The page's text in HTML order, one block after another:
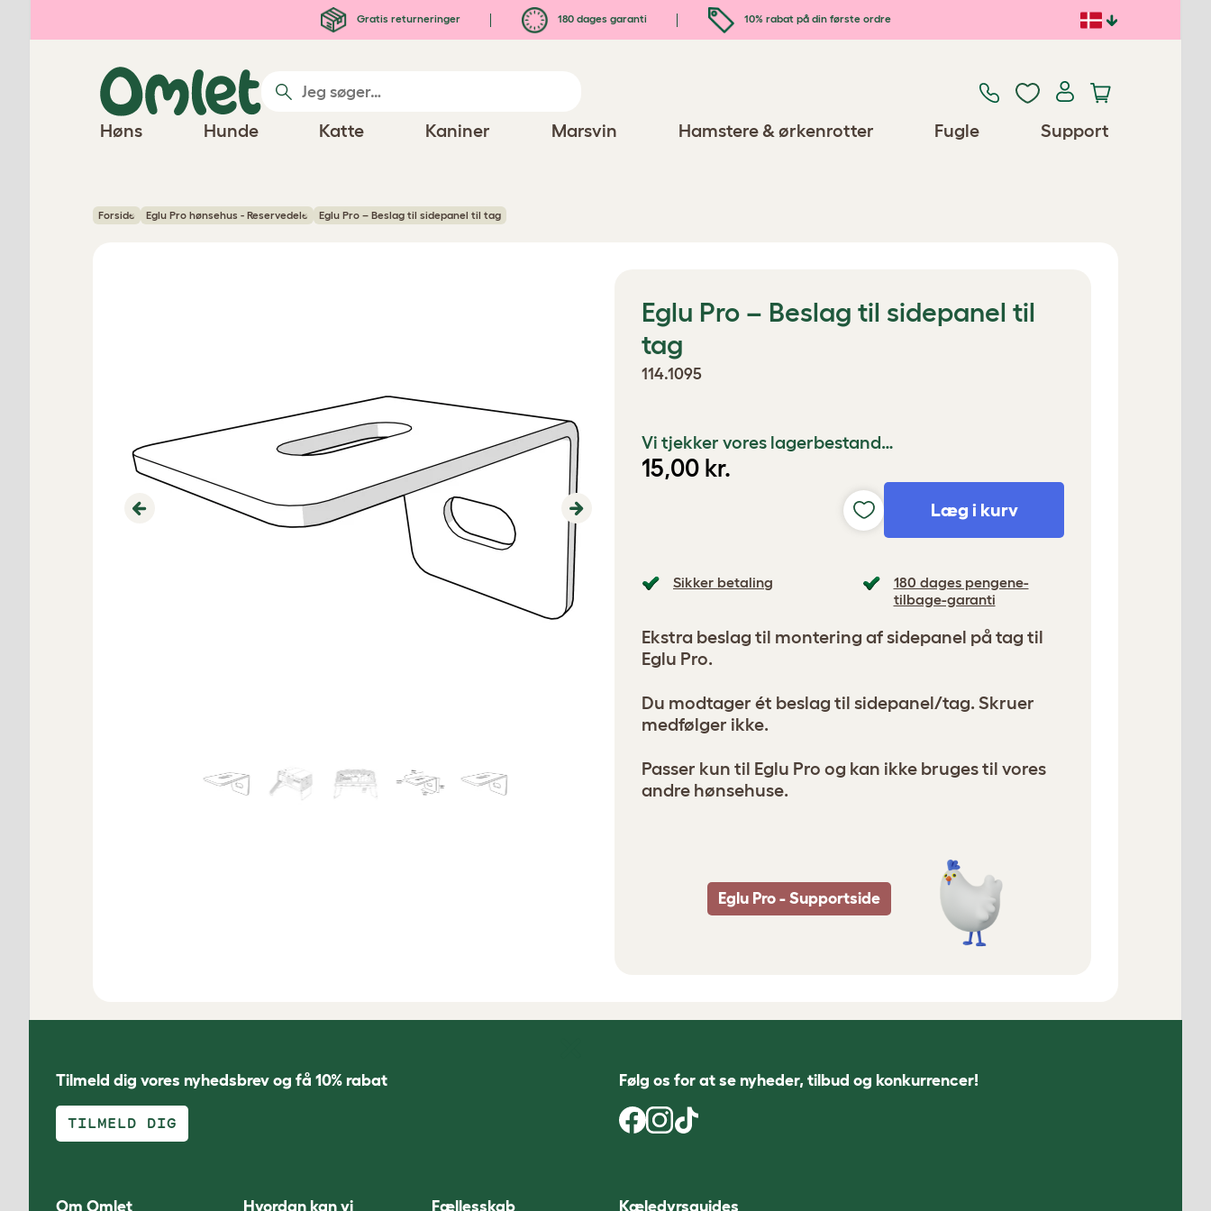
Gratis returneringer 180 dages garanti 10% rabat på din første ordre
Høns Hunde Katte Kaniner Marsvin Hamstere & ørkenrotter Fugle Support
Forside Eglu Pro hønsehus - Reservedele Eglu Pro – Beslag til sidepanel til tag
Previous Next
Eglu Pro – Beslag til sidepanel til
tag
114.1095
Vi tjekker vores lagerbestand…
15,00 kr.
Læg i kurv
Sikker betaling
180 dages pengene-
tilbage-garanti
Ekstra beslag til montering af sidepanel på tag til
Eglu Pro.
Du modtager ét beslag til sidepanel/tag. Skruer
medfølger ikke.
Passer kun til Eglu Pro og kan ikke bruges til vores
andre hønsehuse.
Eglu Pro - Supportside
Tilmeld dig vores nyhedsbrev og få 10% rabat
TILMELD DIG
Følg os for at se nyheder, tilbud og konkurrencer!
Om Omlet Hvordan kan vi Fællesskab Kæledyrsguides